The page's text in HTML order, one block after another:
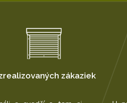
sortiment